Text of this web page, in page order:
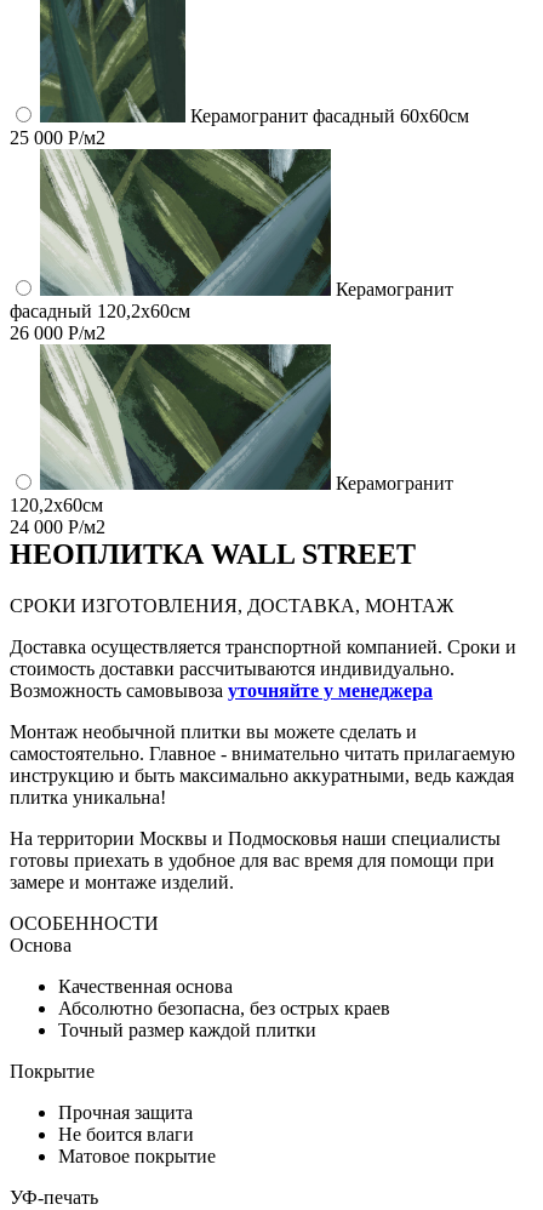
Керамогранит фасадный 60x60см
25 000 Р/м2
Керамогранит
фасадный 120,2x60см
26 000 Р/м2
Керамогранит
120,2x60см
24 000 Р/м2
НЕОПЛИТКА WALL STREET
СРОКИ ИЗГОТОВЛЕНИЯ, ДОСТАВКА, МОНТАЖ
Доставка осуществляется транспортной компанией. Сроки и
стоимость доставки рассчитываются индивидуально.
Возможность самовывоза уточняйте у менеджера
Монтаж необычной плитки вы можете сделать и
самостоятельно. Главное - внимательно читать прилагаемую
инструкцию и быть максимально аккуратными, ведь каждая
плитка уникальна!
На территории Москвы и Подмосковья наши специалисты
готовы приехать в удобное для вас время для помощи при
замере и монтаже изделий.
ОСОБЕННОСТИ
Основа
Качественная основа
Абсолютно безопасна, без острых краев
Точный размер каждой плитки
Покрытие
Прочная защита
Не боится влаги
Матовое покрытие
УФ-печать